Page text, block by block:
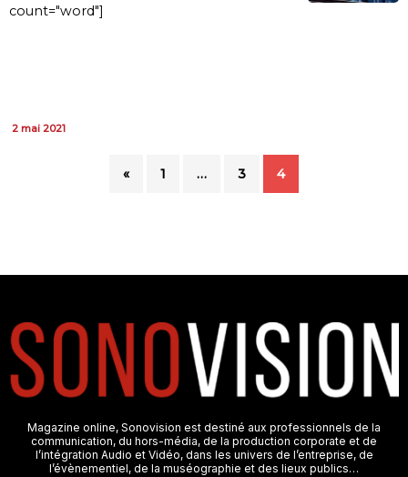
count="word"]
2 mai 2021
« 1 … 3 4
Magazine online, Sonovision est destiné aux professionnels de la
communication, du hors-média, de la production corporate et de
l’intégration Audio et Vidéo, dans les univers de l’entreprise, de
l’évènementiel, de la muséographie et des lieux publics…